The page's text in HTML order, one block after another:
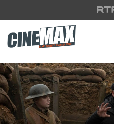
Saltar para o conteúdo principal